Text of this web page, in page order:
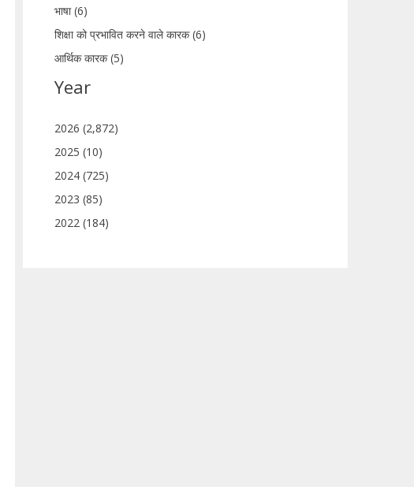
भाषा (6)
शिक्षा को प्रभावित करने वाले कारक (6)
आर्थिक कारक (5)
Year
2026 (2,872)
2025 (10)
2024 (725)
2023 (85)
2022 (184)